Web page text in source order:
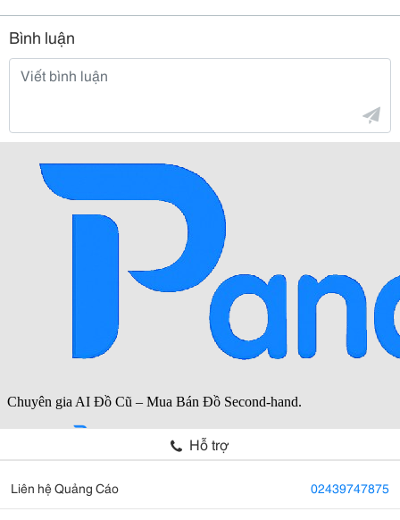
Bình luận
Hỗ trợ
Liên hệ Quảng Cáo 02439747875